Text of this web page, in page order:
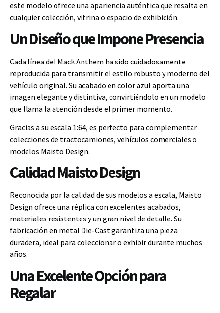
este modelo ofrece una apariencia auténtica que resalta en
cualquier colección, vitrina o espacio de exhibición.
Un Diseño que Impone Presencia
Cada línea del Mack Anthem ha sido cuidadosamente
reproducida para transmitir el estilo robusto y moderno del
vehículo original. Su acabado en color azul aporta una
imagen elegante y distintiva, convirtiéndolo en un modelo
que llama la atención desde el primer momento.
Gracias a su escala 1:64, es perfecto para complementar
colecciones de tractocamiones, vehículos comerciales o
modelos Maisto Design.
Calidad Maisto Design
Reconocida por la calidad de sus modelos a escala, Maisto
Design ofrece una réplica con excelentes acabados,
materiales resistentes y un gran nivel de detalle. Su
fabricación en metal Die-Cast garantiza una pieza
duradera, ideal para coleccionar o exhibir durante muchos
años.
Una Excelente Opción para
Regalar